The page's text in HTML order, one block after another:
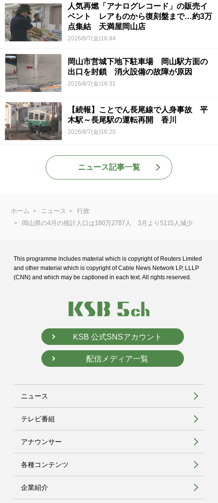
人気再燃「アナログレコード」の販売イ
ベント レアものから復刻盤まで…約3万
点集結 天満屋岡山店
2026/8/7(金)16:44
岡山市営城下地下駐車場 岡山駅方面の
出口を封鎖 消火設備の故障が原因
2026/8/7(金)16:31
【続報】ことでん長尾線で人身事故 平
木駅～長尾駅の運転再開 香川
2026/8/7(金)16:20
ニュース記事一覧
ホーム ニュース
行政
岡山県の4月の推計人口は180万2787人 3月より5115人減少
This programme includes material which is copyright of Reuters Limited
and other material which is copyright of Cable News Network LP, LLLP
(CNN) and which may be captioned in each text. All rights reserved.
KSB 公式SNSアカウント
配信メディア一覧
ニュース
テレビ番組
アナウンサー
各種コンテンツ
企業紹介